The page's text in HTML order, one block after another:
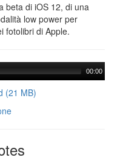
beta di iOS 12, di una
low power per
fotolibri di Apple.
00:00
(21 MB)